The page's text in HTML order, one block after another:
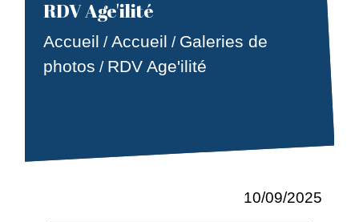
RDV Age'ilité
Accueil /Accueil / Galeries de
photos / RDV Age'ilité
10/09/2025